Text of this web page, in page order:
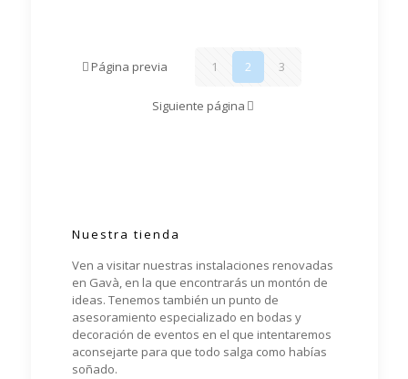
Página previa 1 2 3
Siguiente página
Nuestra tienda
Ven a visitar nuestras instalaciones renovadas
en Gavà, en la que encontrarás un montón de
ideas. Tenemos también un punto de
asesoramiento especializado en bodas y
decoración de eventos en el que intentaremos
aconsejarte para que todo salga como habías
soñado.